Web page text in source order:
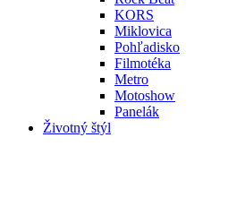
KORS
Miklovica
Pohľadisko
Filmotéka
Metro
Motoshow
Panelák
Životný štýl